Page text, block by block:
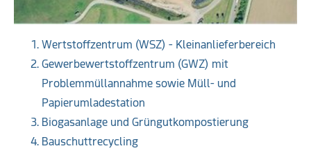
Wertstoffzentrum (WSZ) - Kleinanlieferbereich
Gewerbewertstoffzentrum (GWZ) mit
Problemmüllannahme sowie Müll- und
Papierumladestation
Biogasanlage und Grüngutkompostierung
Bauschuttrecycling